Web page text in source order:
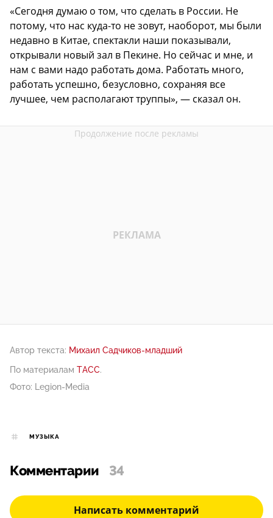
«Сегодня думаю о том, что сделать в России. Не
потому, что нас куда-то не зовут, наоборот, мы были
недавно в Китае, спектакли наши показывали,
открывали новый зал в Пекине. Но сейчас и мне, и
нам с вами надо работать дома. Работать много,
работать успешно, безусловно, сохраняя все
лучшее, чем располагают труппы», — сказал он.
Автор текста: Михаил Садчиков-младший
По материалам ТАСС.
Фото: Legion-Media
МУЗЫКА
Комментарии 34
Написать комментарий